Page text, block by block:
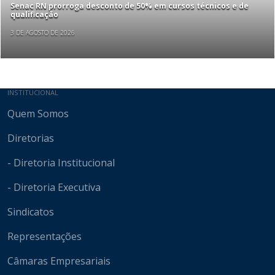
Senac RN prorroga desconto de 50% em cursos técnicos e de
qualificação
3 DE AGOSTO DE 2026
Mapa do site
INSTITUCIONAL
Quem Somos
Diretorias
- Diretoria Institucional
- Diretoria Executiva
Sindicatos
Representações
Câmaras Empresariais